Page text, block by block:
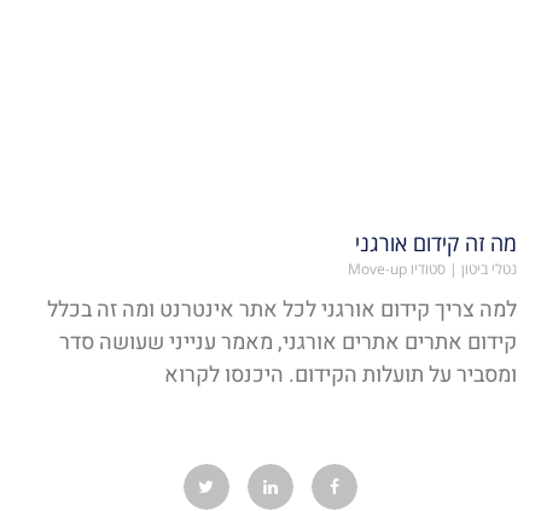
מה זה קידום אורגני
נטלי ביטון | סטודיו Move-up
למה צריך קידום אורגני לכל אתר אינטרנט ומה זה בכלל
קידום אתרים אתרים אורגני, מאמר ענייני שעושה סדר
ומסביר על תועלות הקידום. היכנסו לקרוא